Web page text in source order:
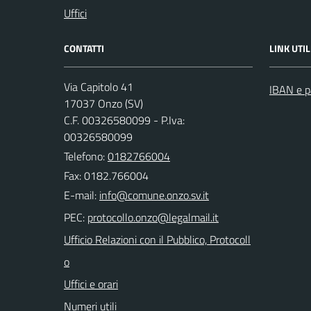
Uffici
CONTATTI
Via Capitolo 41
17037 Onzo (SV)
C.F. 00326580099 - P.Iva:
00326580099
Telefono:0182766004
Fax: 0182.766004
E-mail:
PEC:
Ufficio Relazioni con il Pubblico, Protocoll
o
Uffici e orari
Numeri utili
LINK
IBAN e